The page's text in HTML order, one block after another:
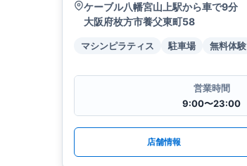
ケーブル八幡宮山上駅から車で9分
大阪府枚方市養父東町58
マシンピラティス 駐車場 無料体験
営業時間
9:00〜23:00
店舗情報